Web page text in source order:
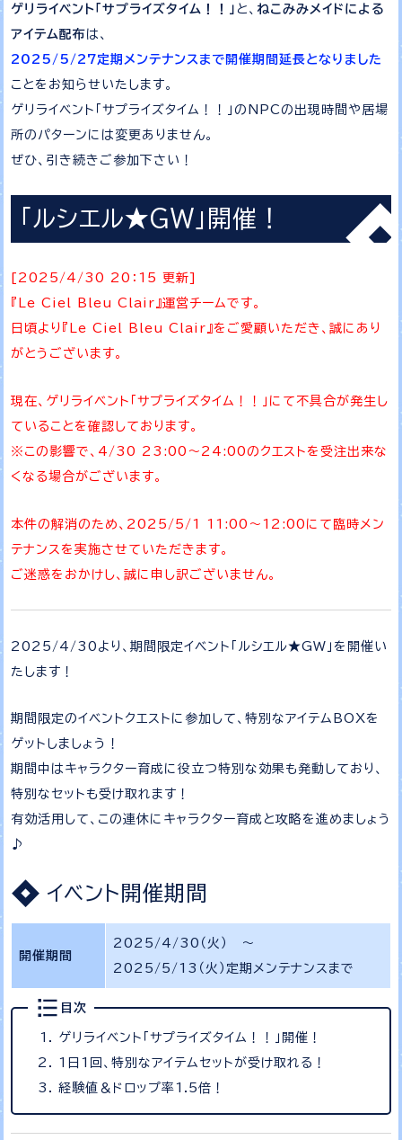
ゲリライベント「サプライズタイム！！」 と、 ねこみみメイドによる
アイテム配布は、
2025/5/27定期メンテナンスまで開催期間延長となりました
ことをお知らせいたします。
ゲリライベント「サプライズタイム！！」のNPCの出現時間や居場
所のパターンには変更ありません。
ぜひ、引き続きご参加下さい！
「ルシエル★GW」開催！
[2025/4/30 20：15 更新]
『Le Ciel Bleu Clair』運営チームです。
日頃より『Le Ciel Bleu Clair』をご愛顧いただき、誠にあり
がとうございます。
現在、ゲリライベント「サプライズタイム！！」にて不具合が発生し
ていることを確認しております。
※この影響で、4/30 23:00～24:00のクエストを受注出来な
くなる場合がございます。
本件の解消のため、2025/5/1 11:00～12:00にて臨時メン
テナンスを実施させていただきます。
ご迷惑をおかけし、誠に申し訳ございません。
2025/4/30より、期間限定イベント「ルシエル★GW」を開催い
たします！
期間限定のイベントクエストに参加して、特別なアイテムBOXを
ゲットしましょう！
期間中はキャラクター育成に役立つ特別な効果も発動しており、
特別なセットも受け取れます！
有効活用して、この連休にキャラクター育成と攻略を進めましょう
♪
イベント開催期間
開催期間
2025/4/30（火） ～
2025/5/13（火）定期メンテナンスまで
目次
ゲリライベント「サプライズタイム！！」開催！
1日1回、特別なアイテムセットが受け取れる！
経験値＆ドロップ率1.5倍！